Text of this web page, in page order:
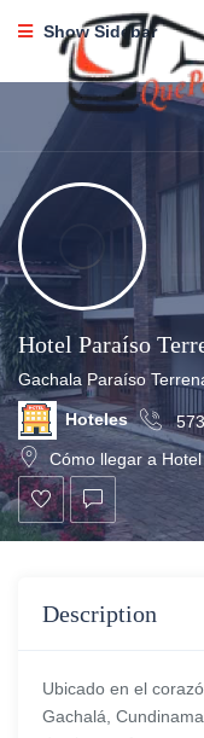
Show Sidebar
Hotel Paraíso
Gachala Paraíso
Hoteles
Cómo llegar a
Description
Ubicado en el
Gachalá,